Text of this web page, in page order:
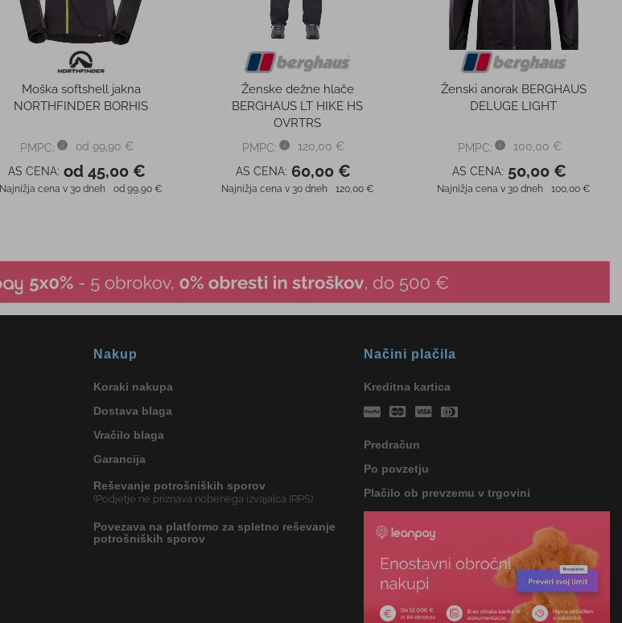
Moška softshell jakna
NORTHFINDER BORHIS
PMPC:
od 99,90 €
AS CENA: od 45,00 €
Najnižja cena v 30 dneh od 99,90 €
Ženske dežne hlače
BERGHAUS LT HIKE HS
OVRTRS
PMPC:
120,00 €
AS CENA: 60,00 €
Najnižja cena v 30 dneh 120,00 €
Ženski anorak BERGHAUS
DELUGE LIGHT
PMPC:
100,00 €
AS CENA: 50,00 €
Najnižja cena v 30 dneh 100,00 €
Nakup
Koraki nakupa
Dostava blaga
Vračilo blaga
Garancija
Reševanje potrošniških sporov
(Podjetje ne priznava nobenega izvajalca IRPS)
Povezava na platformo za spletno reševanje
potrošniških sporov
Načini plačila
Kreditna kartica
Predračun
Po povzetju
Plačilo ob prevzemu v trgovini